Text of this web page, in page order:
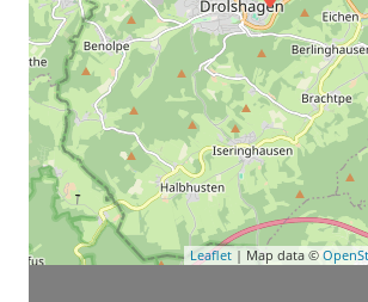
Leaflet | Map data ©